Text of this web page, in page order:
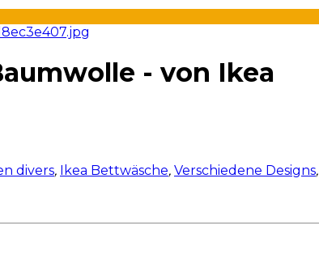
- von Ikea
divers, Ikea Bettwäsche, Verschiedene Designs,